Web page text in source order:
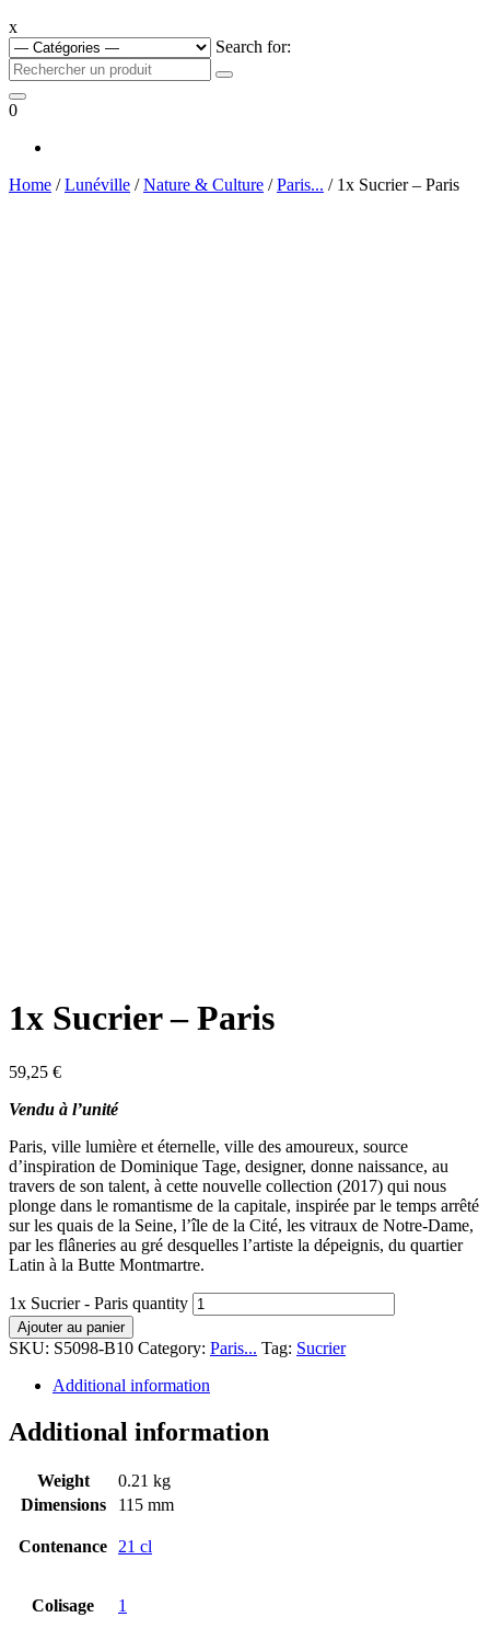
x
Search for:
0
Home /Lunéville /Nature & Culture /Paris... / 1x Sucrier – Paris
1x Sucrier – Paris
59,25 €
Vendu à l’unité
Paris, ville lumière et éternelle, ville des amoureux, source
d’inspiration de Dominique Tage, designer, donne naissance, au
travers de son talent, à cette nouvelle collection (2017) qui nous
plonge dans le romantisme de la capitale, inspirée par le temps arrêté
sur les quais de la Seine, l’île de la Cité, les vitraux de Notre-Dame,
par les flâneries au gré desquelles l’artiste la dépeignis, du quartier
Latin à la Butte Montmartre.
1x Sucrier - Paris quantity
Ajouter au panier
SKU: S5098-B10 Category: Paris... Tag: Sucrier
Additional information
Additional information
Weight
0.21 kg
Dimensions
115 mm
Contenance 21 cl
Colisage 1